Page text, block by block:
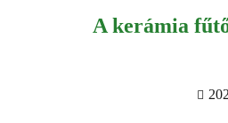
A kerámia